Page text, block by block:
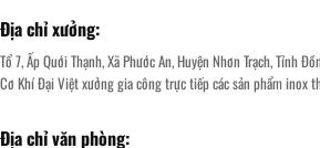
Địa chỉ xưởng:
Tổ 7, Ấp Quới Thạnh, Xã Phước An, Huyện Nhơn Trạch, Tỉnh
Cơ Khí Đại Việt xưởng gia công trực tiếp các sản phẩm inox
Địa chỉ văn phòng: